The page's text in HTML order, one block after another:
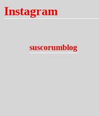
Instagram
suscorumblog